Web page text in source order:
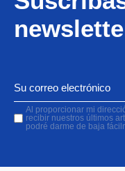
Al proporcionar mi
recibir nuestros últimos
podré darme de baja